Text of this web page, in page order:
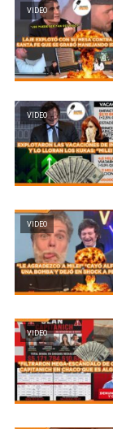
VIDEO
VIDEO
VIDEO
VIDEO